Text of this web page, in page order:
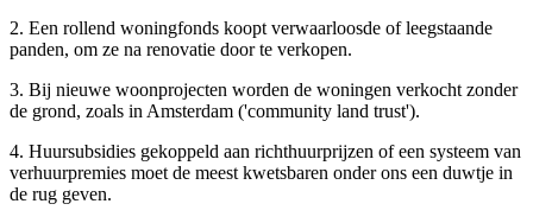
2. Een rollend woningfonds koopt verwaarloosde of leegstaande
panden, om ze na renovatie door te verkopen.
3. Bij nieuwe woonprojecten worden de woningen verkocht zonder
de grond, zoals in Amsterdam ('community land trust').
4. Huursubsidies gekoppeld aan richthuurprijzen of een systeem van
verhuurpremies moet de meest kwetsbaren onder ons een duwtje in
de rug geven.